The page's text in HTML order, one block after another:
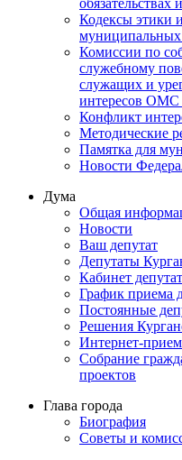
обязательствах
Кодексы этики
муниципальных
Комиссии по
служебному
служащих и
интересов ОМС
Конфликт
Методические
Памятка для
Новости
Дума
Общая
Новости
Ваш депутат
Депутаты
Кабинет
График приема
Постоянные
Решения
Интернет-
Собрание
проектов
Глава города
Биография
Советы и